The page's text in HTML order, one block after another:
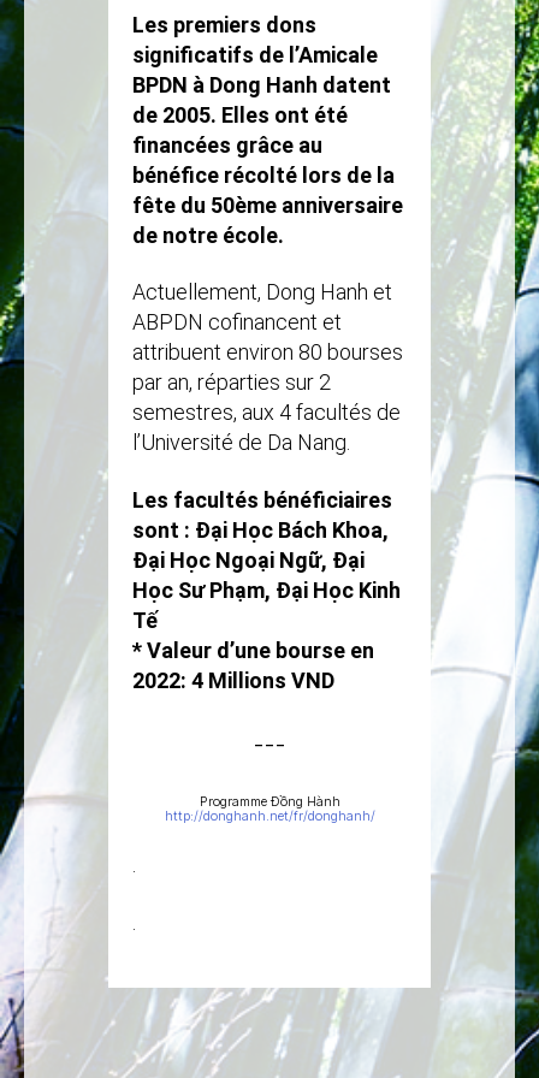
Les premiers dons
significatifs de l’Amicale
BPDN à Dong Hanh datent
de 2005. Elles ont été
financées grâce au
bénéfice récolté lors de la
fête du 50ème anniversaire
de notre école.
Actuellement, Dong Hanh et
ABPDN cofinancent et
attribuent environ 80 bourses
par an, réparties sur 2
semestres, aux 4 facultés de
l’Université de Da Nang.
Les facultés bénéficiaires
sont : Đại Học Bách Khoa,
Đại Học Ngoại Ngữ, Đại
Học Sư Phạm, Đại Học Kinh
Tế
* Valeur d’une bourse en
2022: 4 Millions VND
– – –
Programme Đồng Hành
http://donghanh.net/fr/donghanh/